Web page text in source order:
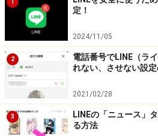
コメントやいいねを付けることもで
会社の同僚となら「投票」ペー
ンチは何を食べる？」かを決め
「中華／定食／ラーメン／イタ
を並べておけば、お昼の時間に
のお店に行けるはず。
1
定！
2024/11/05
2
電話番号でLINE（ラ
れない、させない設
2021/02/28
3
LINEの「ニュース」
る方法